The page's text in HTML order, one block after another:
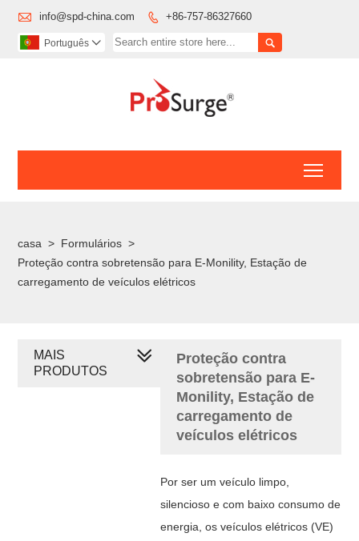
 info@spd-china.com  +86-757-86327660

Português 
casa > Formulários >
Proteção contra sobretensão para E-Monility, Estação de
carregamento de veículos elétricos
Proteção contra
sobretensão para E-
Monility, Estação de
carregamento de
veículos elétricos
Por ser um veículo limpo,
silencioso e com baixo consumo de
energia, os veículos elétricos (VE)
MAIS
PRODUTOS